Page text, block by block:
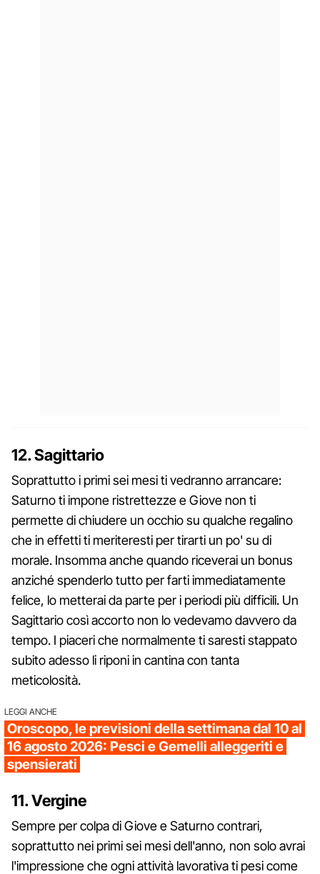
12. Sagittario
Soprattutto i primi sei mesi ti vedranno arrancare:
Saturno ti impone ristrettezze e Giove non ti
permette di chiudere un occhio su qualche regalino
che in effetti ti meriteresti per tirarti un po' su di
morale. Insomma anche quando riceverai un bonus
anziché spenderlo tutto per farti immediatamente
felice, lo metterai da parte per i periodi più difficili. Un
Sagittario così accorto non lo vedevamo davvero da
tempo. I piaceri che normalmente ti saresti stappato
subito adesso li riponi in cantina con tanta
meticolosità.
LEGGI ANCHE
Oroscopo, le previsioni della settimana dal 10 al
16 agosto 2026: Pesci e Gemelli alleggeriti e
spensierati
11. Vergine
Sempre per colpa di Giove e Saturno contrari,
soprattutto nei primi sei mesi dell'anno, non solo avrai
l'impressione che ogni attività lavorativa ti pesi come